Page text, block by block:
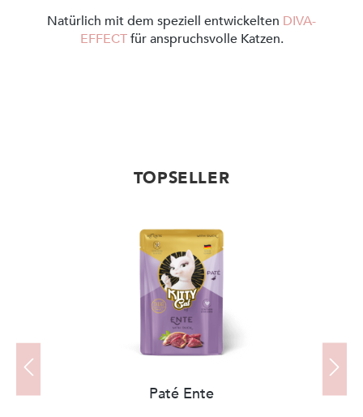
Natürlich mit dem speziell entwickelten DIVA-
EFFECTfür anspruchsvolle Katzen.
TOPSELLER
Paté Ente